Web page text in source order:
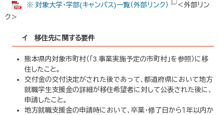
※ 対象大学・学部(キャンパス)一覧（外部リンク）
＜外部リン
ク＞
イ 移住先に関する要件
熊本県内対象市町村（「3.事業実施予定の市町村」を参照）に移
住したこと。
交付金の交付決定がされた後であって、都道府県において地方
就職学生支援金の詳細が移住希望者に対して公表された後に、
申請したこと。
地方就職支援金の申請時において、卒業・修了日から１年以内か